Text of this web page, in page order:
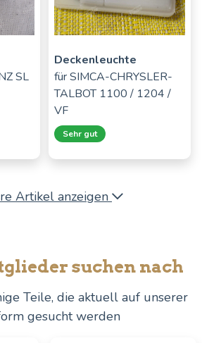
SL
Deckenleuchte
fürSIMCA-CHRYSLER-
TALBOT 1100 / 1204 /
VF
Sehr gut
Artikel anzeigen
suchen nach
Teile, die aktuell auf unserer
gesucht werden